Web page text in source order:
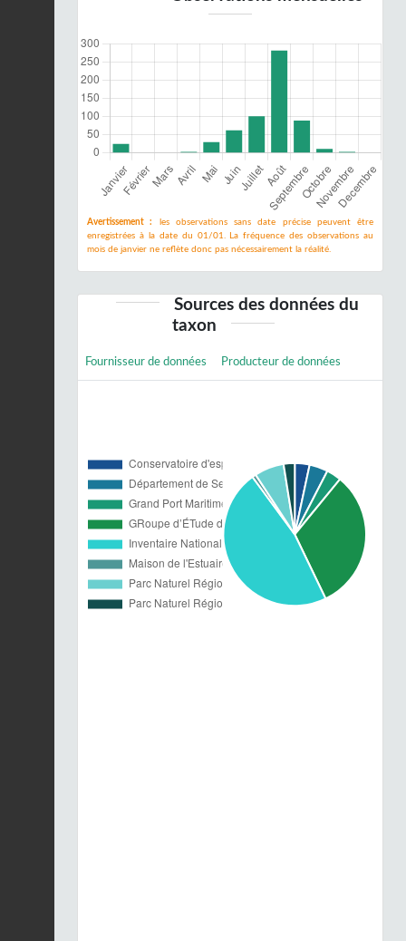
Avertissement :
les observations sans date précise peuvent être
enregistrées à la date du 01/01. La fréquence des observations au
mois de janvier ne reflète donc pas nécessairement la réalité.
Sources des données du
taxon
Fournisseur de données Producteur de données